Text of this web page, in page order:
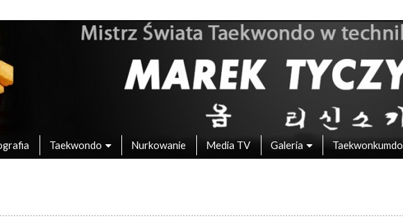
– Mistrz Świata w Taekwondo
Leszno
Taekwondo Nurkowanie Media TV Galeria Taekwonkumdo